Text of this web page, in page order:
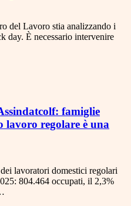
del Lavoro stia analizzando i
day. È necessario intervenire
famiglie
lavoro regolare è una
lavoratori domestici regolari
804.464 occupati, il 2,3%